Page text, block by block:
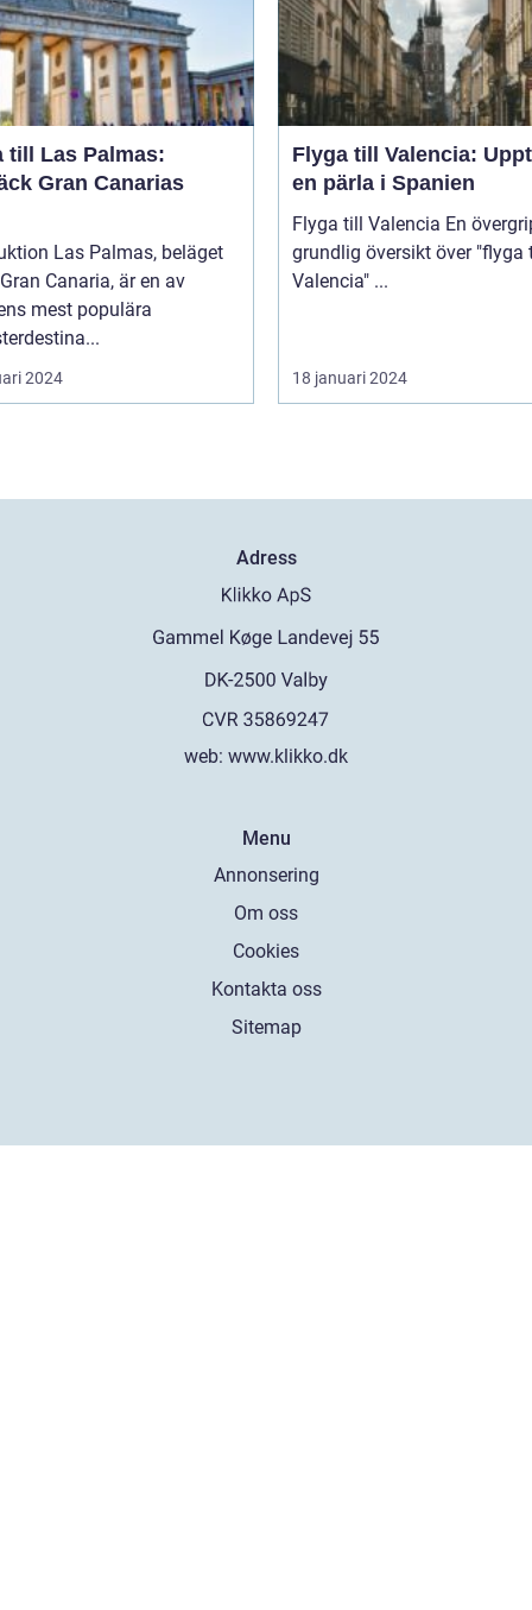
till Las Palmas:
Gran Canarias
Las Palmas, beläget
Canaria, är en av
mest populära
2024
Flyga till Valencia:
en pärla i Spanien
Flyga till Valencia En övergripande,
grundlig översikt över "flyga
Valencia" ...
18 januari 2024
Adress
web: www.klikko.dk
Menu
Annonsering
Om oss
Cookies
Kontakta oss
Sitemap